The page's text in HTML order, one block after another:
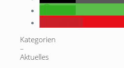
Kategorien
–
Aktuelles